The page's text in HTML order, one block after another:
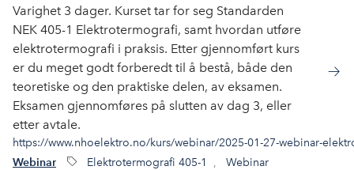
Varighet 3 dager. Kurset tar for seg Standarden
NEK 405-1 Elektrotermografi, samt hvordan utføre
elektrotermografi i praksis. Etter gjennomført kurs
er du meget godt forberedt til å bestå, både den
teoretiske og den praktiske delen, av eksamen.
Eksamen gjennomføres på slutten av dag 3, eller
etter avtale.
https://www.nhoelektro.no/kurs/webinar/2025-01-27-webinar-
Webinar Elektrotermografi 405-1 , Webinar